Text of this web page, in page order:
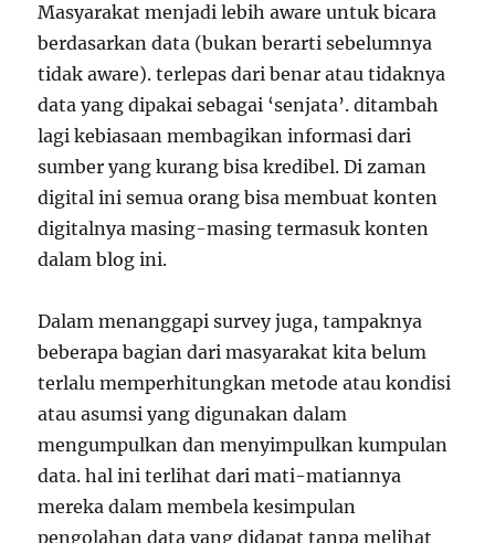
Masyarakat menjadi lebih aware untuk bicara
berdasarkan data (bukan berarti sebelumnya
tidak aware). terlepas dari benar atau tidaknya
data yang dipakai sebagai ‘senjata’. ditambah
lagi kebiasaan membagikan informasi dari
sumber yang kurang bisa kredibel. Di zaman
digital ini semua orang bisa membuat konten
digitalnya masing-masing termasuk konten
dalam blog ini.
Dalam menanggapi survey juga, tampaknya
beberapa bagian dari masyarakat kita belum
terlalu memperhitungkan metode atau kondisi
atau asumsi yang digunakan dalam
mengumpulkan dan menyimpulkan kumpulan
data. hal ini terlihat dari mati-matiannya
mereka dalam membela kesimpulan
pengolahan data yang didapat tanpa melihat